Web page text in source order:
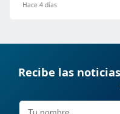
Hace 4 días
Recibe las